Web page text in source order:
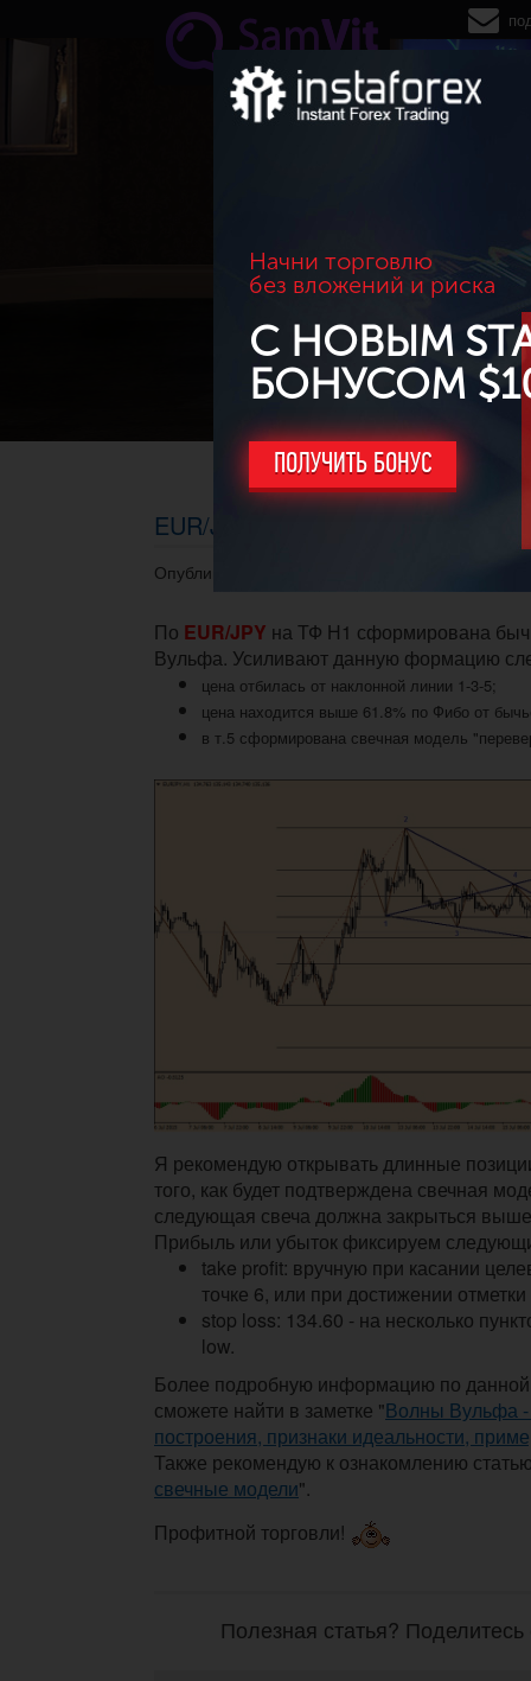
Перейти к основному содержанию
Начни торговлю
без вложений и риска
С НОВЫМ
БОНУСОМ
ПОЛУЧИТЬ БОНУС
EUR/JPY. H1, 16.07.2015г. -
Опубликовано 16.07.2015 в 15:47.
По EUR/JPY на ТФ Н1 сформирована
Вульфа. Усиливают данную формацию
цена отбилась от наклонной линии 1-3-5;
цена находится выше 61.8% по Фибо от
в т.5 сформирована свечная модель
Я рекомендую открывать длинные
того, как будет подтверждена свечная
следующая свеча должна закрыться
Прибыль или убыток фиксируем
take profit: вручную при касании
точке 6, или при достижении
stop loss: 134.60 - на несколько
low.
Более подробную информацию по
сможете найти в заметке "Волны Вульфа
построения, признаки идеальности,
Также рекомендую к ознакомлению
свечные модели".
Профитной торговли!
Полезная статья?